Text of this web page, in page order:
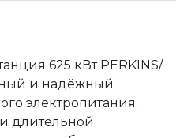
625 кВт PERKINS/
и надёжный
электропитания.
длительной